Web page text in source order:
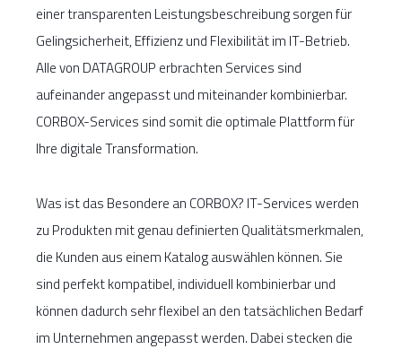
einer transparenten Leistungsbeschreibung sorgen für
Gelingsicherheit, Effizienz und Flexibilität im IT-Betrieb.
Alle von DATAGROUP erbrachten Services sind
aufeinander angepasst und miteinander kombinierbar.
CORBOX-Services sind somit die optimale Plattform für
Ihre digitale Transformation.
Was ist das Besondere an CORBOX? IT-Services werden
zu Produkten mit genau definierten Qualitätsmerkmalen,
die Kunden aus einem Katalog auswählen können. Sie
sind perfekt kompatibel, individuell kombinierbar und
können dadurch sehr flexibel an den tatsächlichen Bedarf
im Unternehmen angepasst werden. Dabei stecken die